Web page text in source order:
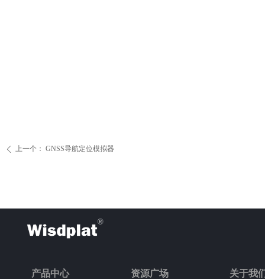
ꄴ 上一个： GNSS导航定位模拟器
产品中心 资源广场 关于我